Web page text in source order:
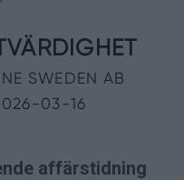
affärstidning